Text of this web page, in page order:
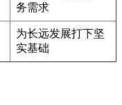
务需求
为长远发展打下坚
实基础